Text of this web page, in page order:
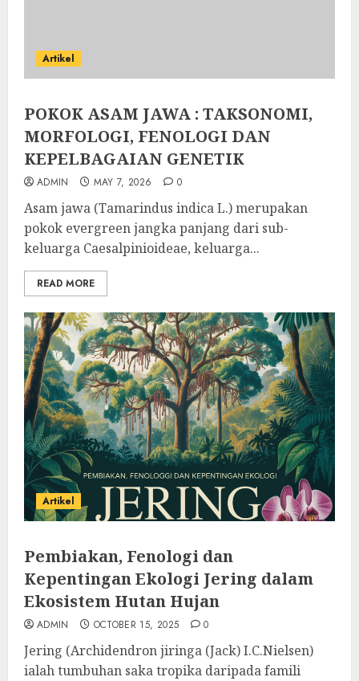
Artikel
POKOK ASAM JAWA : TAKSONOMI,
MORFOLOGI, FENOLOGI DAN
KEPELBAGAIAN GENETIK
ADMIN MAY 7, 2026 0
Asam jawa (Tamarindus indica L.) merupakan
pokok evergreen jangka panjang dari sub-
keluarga Caesalpinioideae, keluarga...
READ MORE
Artikel
Pembiakan, Fenologi dan
Kepentingan Ekologi Jering dalam
Ekosistem Hutan Hujan
ADMIN OCTOBER 15, 2025 0
Jering (Archidendron jiringa (Jack) I.C.Nielsen)
ialah tumbuhan saka tropika daripada famili